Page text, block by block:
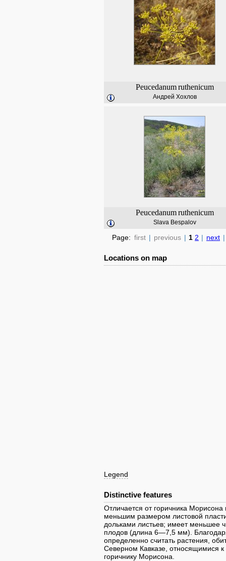
Peucedanum ruthenicum
Андрей Хохлов
Peucedanum ruthenicum
Slava Bespalov
Page: first | previous | 1 2 | next |
Locations on map
Legend
Distinctive features
Отличается от горичника
меньшим размером листовой
дольками листьев; имеет меньшее
плодов (длина 6—7,5 мм).
определенно считать растения,
Северном Кавказе, относящимися к
горичнику Морисона.